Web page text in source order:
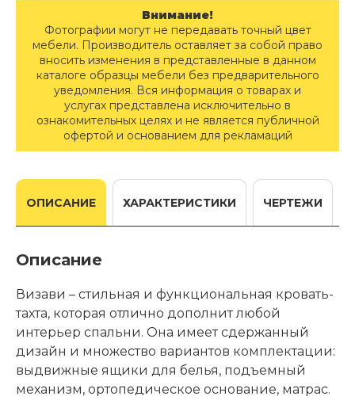
Внимание!
Фотографии могут не передавать точный цвет
мебели. Производитель оставляет за собой право
вносить изменения в представленные в данном
каталоге образцы мебели без предварительного
уведомления. Вся информация о товарах и
услугах представлена исключительно в
ознакомительных целях и не является публичной
офертой и основанием для рекламаций
ОПИСАНИЕ ХАРАКТЕРИСТИКИ ЧЕРТЕЖИ
Описание
Визави – стильная и функциональная кровать-
тахта, которая отлично дополнит любой
интерьер спальни. Она имеет сдержанный
дизайн и множество вариантов комплектации:
выдвижные ящики для белья, подъемный
механизм, ортопедическое основание, матрас.